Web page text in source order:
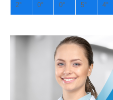
2°
0°
0°
5°
4°